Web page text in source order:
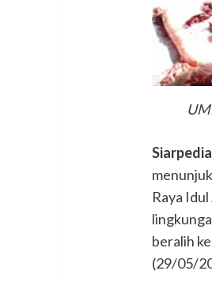
Raya
beralih
(29/05/